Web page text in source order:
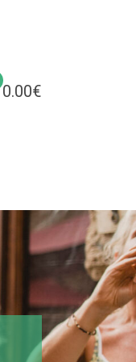
0.00€